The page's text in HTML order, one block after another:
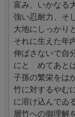
富み、いかなる
強い忍耐力、そ
大地にしっかり
それに生えた年
伸ばさないで自
にとゞめてあと
子孫の繁栄をは
竹に対するやむ
に溶け込んでゐ
層竹への御理解